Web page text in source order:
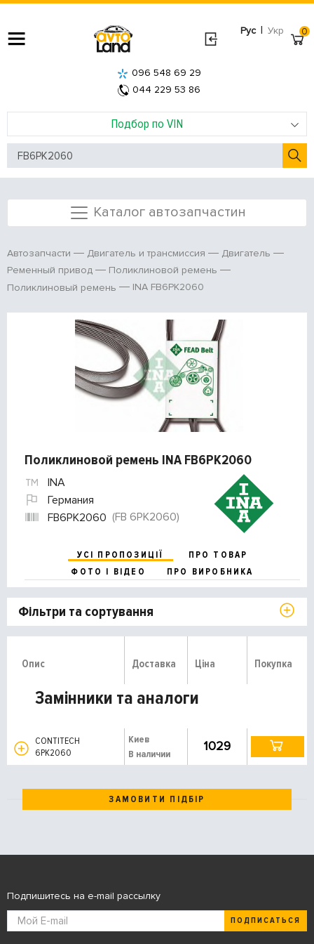
Рус | Укр
Подбор по VIN
096 548 69 29
044 229 53 86
0
Каталог автозапчастин
Автозапчасти Двигатель и трансмиссия
Двигатель
Ременный привод
Поликлиновой ремень
Поликлиновый ремень
INA FB6PK2060
Поликлиновой ремень INA FB6PK2060
INA
Германия
FB6PK2060 (FB 6PK2060)
УСІ ПРОПОЗИЦІЇ
ПРО ТОВАР
ФОТО І ВІДЕО
ПРО ВИРОБНИКА
Фільтри та сортування
Опис Доставка Ціна Покупка
Замінники та аналоги
CONTITECH
6PK2060
Киев
В наличии
1029
ЗАМОВИТИ ПІДБІР
Подпишитесь на e-mail рассылку
ПОДПИСАТЬСЯ